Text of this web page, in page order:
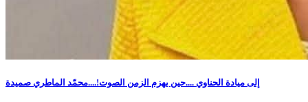
إلى ميادة الحناوي ....حين يهزم الزمن الصوت!....محمّد الماطري صميدة